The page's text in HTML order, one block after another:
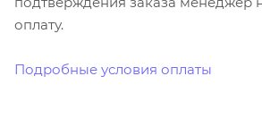
оплату.
Подробные условия оплаты